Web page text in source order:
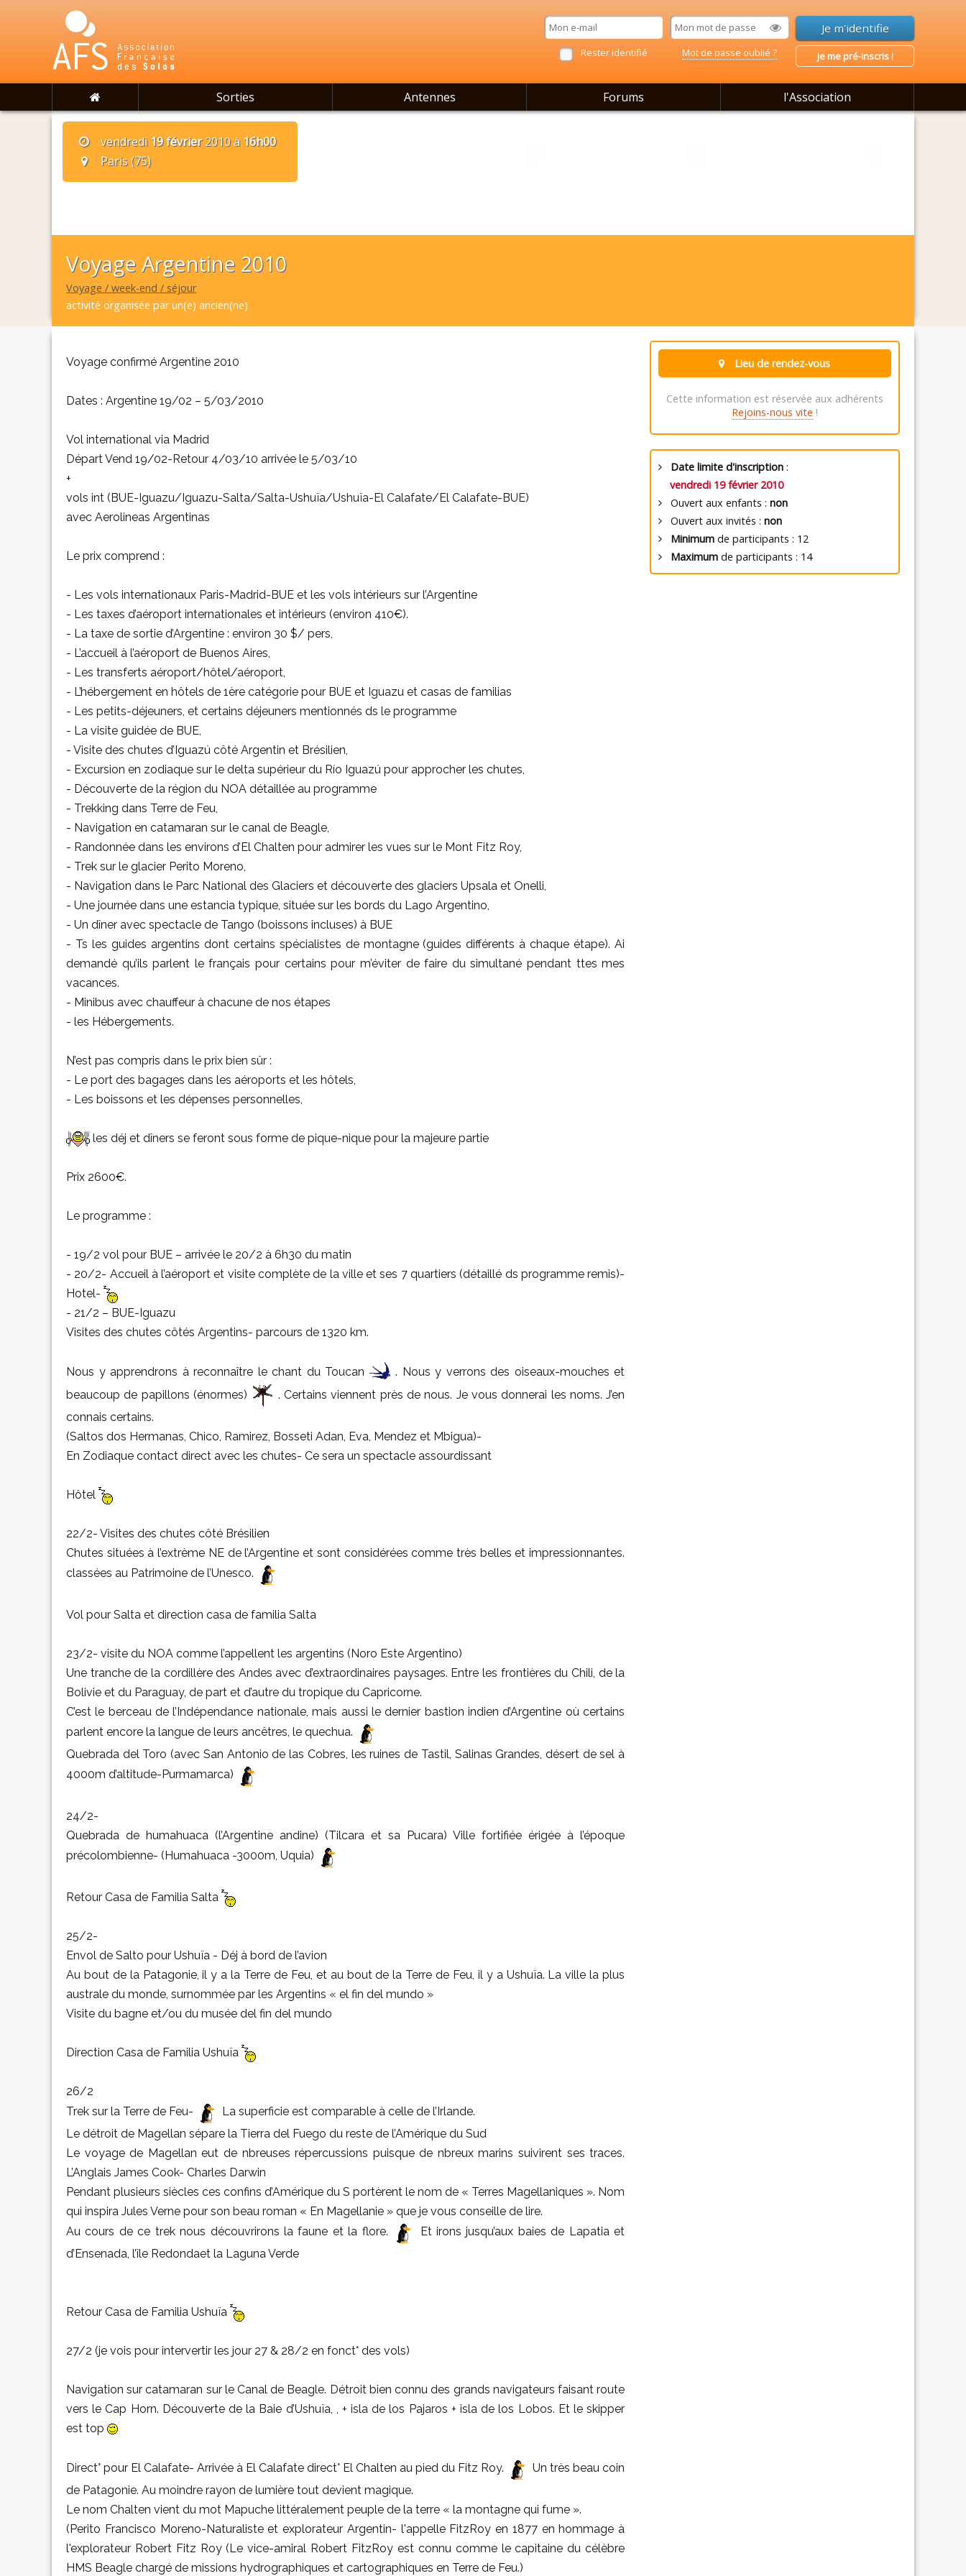
Rester identifié Mot de passe oublié ? je me pré-inscris !
Sorties Antennes Forums l'Association
vendredi 19 février2010 à 16h00
Paris (75)
Voyage Argentine 2010
Voyage / week-end / séjour
activité organisée par un(e) ancien(ne)
Voyage confirmé Argentine 2010
Dates : Argentine 19/02 – 5/03/2010
Vol international via Madrid
Départ Vend 19/02-Retour 4/03/10 arrivée le 5/03/10
+
vols int (BUE-Iguazu/Iguazu-Salta/Salta-Ushuïa/Ushuïa-El Calafate/El Calafate-BUE)
avec Aerolineas Argentinas
Le prix comprend :
- Les vols internationaux Paris-Madrid-BUE et les vols intérieurs sur l’Argentine
- Les taxes d’aéroport internationales et intérieurs (environ 410€).
- La taxe de sortie d’Argentine : environ 30 $/ pers,
- L’accueil à l’aéroport de Buenos Aires,
- Les transferts aéroport/hôtel/aéroport,
- L’hébergement en hôtels de 1ère catégorie pour BUE et Iguazu et casas de familias
- Les petits-déjeuners, et certains déjeuners mentionnés ds le programme
- La visite guidée de BUE,
- Visite des chutes d’Iguazú côté Argentin et Brésilien,
- Excursion en zodiaque sur le delta supérieur du Río Iguazú pour approcher les chutes,
- Découverte de la région du NOA détaillée au programme
- Trekking dans Terre de Feu,
- Navigation en catamaran sur le canal de Beagle,
- Randonnée dans les environs d’El Chalten pour admirer les vues sur le Mont Fitz Roy,
- Trek sur le glacier Perito Moreno,
- Navigation dans le Parc National des Glaciers et découverte des glaciers Upsala et Onelli,
- Une journée dans une estancia typique, située sur les bords du Lago Argentino,
- Un dîner avec spectacle de Tango (boissons incluses) à BUE
- Ts les guides argentins dont certains spécialistes de montagne (guides différents à chaque étape). Ai
demandé qu’ils parlent le français pour certains pour m’éviter de faire du simultané pendant ttes mes
vacances.
- Minibus avec chauffeur à chacune de nos étapes
- les Hébergements.
N’est pas compris dans le prix bien sûr :
- Le port des bagages dans les aéroports et les hôtels,
- Les boissons et les dépenses personnelles,
les déj et dîners se feront sous forme de pique-nique pour la majeure partie
Prix 2600€.
Le programme :
- 19/2 vol pour BUE – arrivée le 20/2 à 6h30 du matin
- 20/2- Accueil à l’aéroport et visite complète de la ville et ses 7 quartiers (détaillé ds programme remis)-
Hotel-
- 21/2 – BUE-Iguazu
Visites des chutes côtés Argentins- parcours de 1320 km.
Nous y apprendrons à reconnaître le chant du Toucan
. Nous y verrons des oiseaux-mouches et
beaucoup de papillons (énormes)
. Certains viennent près de nous. Je vous donnerai les noms. J’en
connais certains.
(Saltos dos Hermanas, Chico, Ramirez, Bosseti Adan, Eva, Mendez et Mbigua)-
En Zodiaque contact direct avec les chutes- Ce sera un spectacle assourdissant
Hôtel
22/2- Visites des chutes côté Brésilien
Chutes situées à l’extrème NE de l’Argentine et sont considérées comme très belles et impressionnantes.
classées au Patrimoine de l’Unesco.
Vol pour Salta et direction casa de familia Salta
23/2- visite du NOA comme l’appellent les argentins (Noro Este Argentino)
Une tranche de la cordillère des Andes avec d’extraordinaires paysages. Entre les frontières du Chili, de la
Bolivie et du Paraguay, de part et d’autre du tropique du Capricorne.
C’est le berceau de l’Indépendance nationale, mais aussi le dernier bastion indien d’Argentine où certains
parlent encore la langue de leurs ancêtres, le quechua.
Quebrada del Toro (avec San Antonio de las Cobres, les ruines de Tastil, Salinas Grandes, désert de sel à
4000m d’altitude-Purmamarca)
24/2-
Quebrada de humahuaca (l’Argentine andine) (Tilcara et sa Pucara) Ville fortifiée érigée à l’époque
précolombienne- (Humahuaca -3000m, Uquia)
Retour Casa de Familia Salta
25/2-
Envol de Salto pour Ushuïa - Déj à bord de l’avion
Au bout de la Patagonie, il y a la Terre de Feu, et au bout de la Terre de Feu, il y a Ushuïa. La ville la plus
australe du monde, surnommée par les Argentins « el fin del mundo »
Visite du bagne et/ou du musée del fin del mundo
Direction Casa de Familia Ushuïa
26/2
Trek sur la Terre de Feu-
La superficie est comparable à celle de l’Irlande.
Le détroit de Magellan sépare la Tierra del Fuego du reste de l’Amérique du Sud
Le voyage de Magellan eut de nbreuses répercussions puisque de nbreux marins suivirent ses traces.
L’Anglais James Cook- Charles Darwin
Pendant plusieurs siècles ces confins d’Amérique du S portèrent le nom de « Terres Magellaniques ». Nom
qui inspira Jules Verne pour son beau roman « En Magellanie » que je vous conseille de lire.
Au cours de ce trek nous découvrirons la faune et la flore.
Et irons jusqu’aux baies de Lapatia et
d’Ensenada, l’île Redondaet la Laguna Verde
Retour Casa de Familia Ushuïa
27/2 (je vois pour intervertir les jour 27 & 28/2 en fonct° des vols)
Navigation sur catamaran sur le Canal de Beagle. Détroit bien connu des grands navigateurs faisant route
vers le Cap Horn. Découverte de la Baie d’Ushuïa, , + isla de los Pajaros + isla de los Lobos. Et le skipper
est top
Direct° pour El Calafate- Arrivée à El Calafate direct° El Chalten au pied du Fitz Roy.
Un très beau coin
de Patagonie. Au moindre rayon de lumière tout devient magique.
Le nom Chalten vient du mot Mapuche littéralement peuple de la terre « la montagne qui fume ».
(Perito Francisco Moreno-Naturaliste et explorateur Argentin- l'appelle FitzRoy en 1877 en hommage à
l'explorateur Robert Fitz Roy (Le vice-amiral Robert FitzRoy est connu comme le capitaine du célèbre
HMS Beagle chargé de missions hydrographiques et cartographiques en Terre de Feu.)
Lieu de rendez-vous
Cette information est réservée aux adhérents
Rejoins-nous vite !
Date limite d'inscription:
vendredi 19 février 2010
Ouvert aux enfants : non
Ouvert aux invités : non
Minimumde participants : 12
Maximumde participants : 14